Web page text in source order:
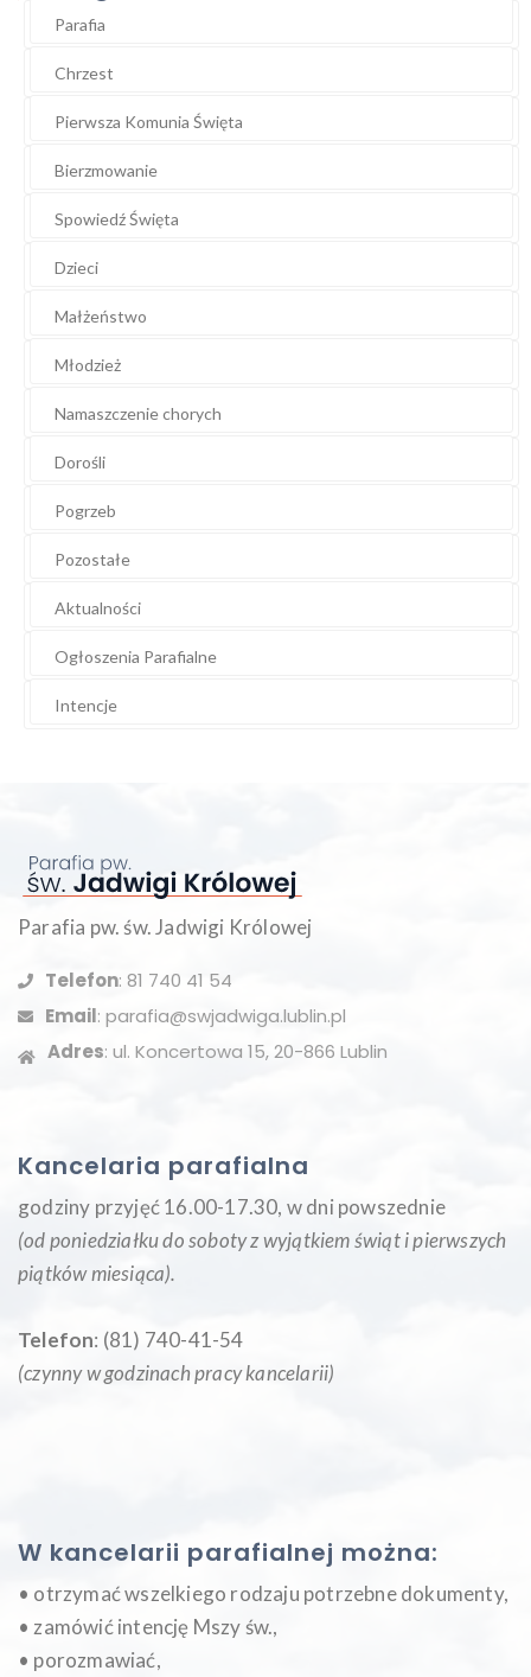
Parafia
Chrzest
Pierwsza Komunia Święta
Bierzmowanie
Spowiedź Święta
Dzieci
Małżeństwo
Młodzież
Namaszczenie chorych
Dorośli
Pogrzeb
Pozostałe
Aktualności
Ogłoszenia Parafialne
Intencje
Parafia pw. św. Jadwigi Królowej
Telefon: 81 740 41 54
Email: parafia@swjadwiga.lublin.pl
Adres: ul. Koncertowa 15, 20-866 Lublin
Kancelaria parafialna
godziny przyjęć 16.00-17.30, w dni powszednie
(od poniedziałku do soboty z wyjątkiem świąt i pierwszych
piątków miesiąca).
Telefon: (81) 740-41-54
(czynny w godzinach pracy kancelarii)
W kancelarii parafialnej można:
• otrzymać wszelkiego rodzaju potrzebne dokumenty,
• zamówić intencję Mszy św.,
• porozmawiać,